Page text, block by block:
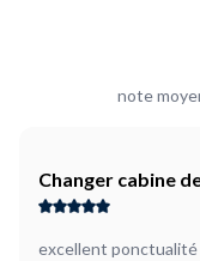
Où en êtes-vous
note
Changer cabine
excellent ponctualité